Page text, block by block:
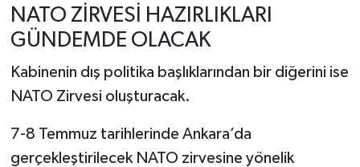
NATO ZİRVESİ HAZIRLIKLARI
GÜNDEMDE OLACAK
Kabinenin dış politika başlıklarından bir diğerini ise
NATO Zirvesi oluşturacak.
7-8 Temmuz tarihlerinde Ankara’da
gerçekleştirilecek NATO zirvesine yönelik